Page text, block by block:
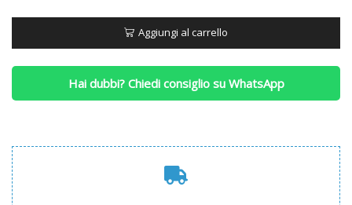
Piazza
e
Mezza
(Moderna)
quantità
Aggiungi al carrello
Hai dubbi? Chiedi consiglio su WhatsApp